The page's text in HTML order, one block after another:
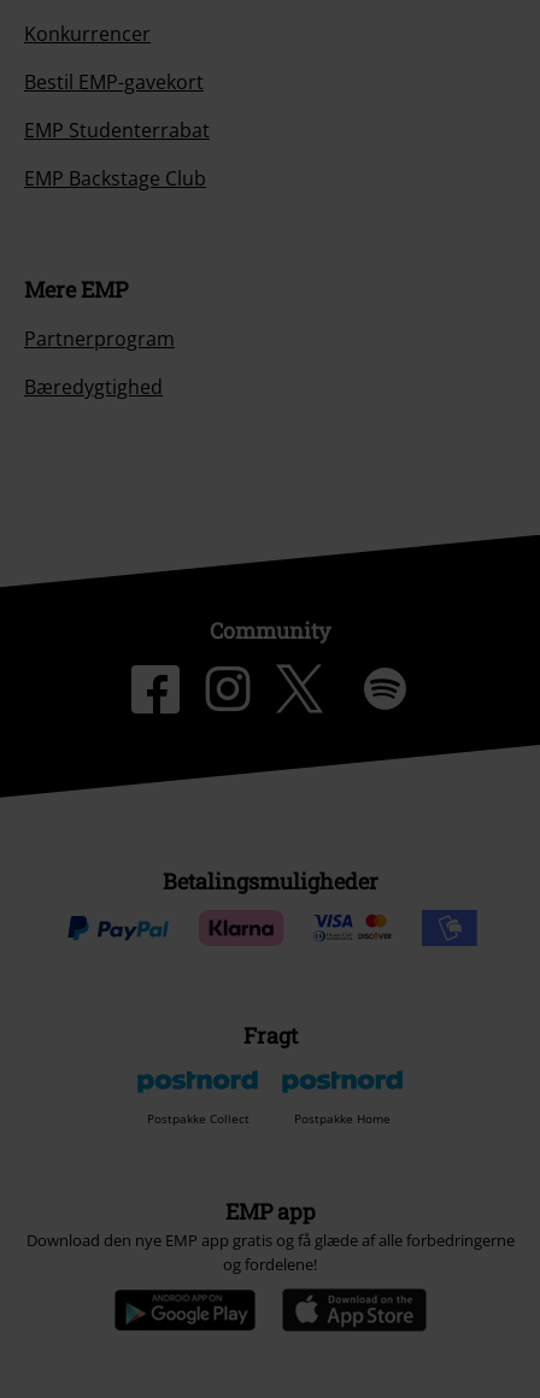
Konkurrencer
Bestil EMP-gavekort
EMP Studenterrabat
EMP Backstage Club
Mere EMP
Partnerprogram
Bæredygtighed
Community
Betalingsmuligheder
Fragt
Postpakke Collect Postpakke Home
EMP app
Download den nye EMP app gratis og få glæde af alle forbedringerne
og fordelene!